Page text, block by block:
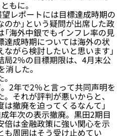
もに。
レポートには目標達成時期の
か」という疑問が出席した政
海外中銀でもインフレ率の見
達成時期については海外の状
がら検討したいと思います」
局2％の目標期限は、4月末公
消した。
2年で2％と言って共同声明を
それが評判が悪いからと、
撤廃を迫ってくるなんて」
年次の表示撤廃。黒田2期目
倍は金融政策に強い関心を示
も周囲はそう受け止めてい